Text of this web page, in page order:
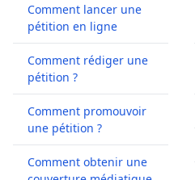
Comment lancer une
pétition en ligne
Comment rédiger une
pétition ?
Comment promouvoir
une pétition ?
Comment obtenir une